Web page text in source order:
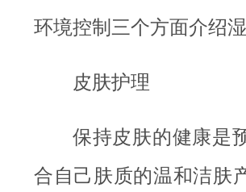
环境控制三个方面介绍
皮肤护理
保持皮肤的健康是
合自己肤质的温和洁肤